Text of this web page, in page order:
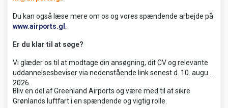
Du kan også læse mere om os og vores spændende arbejde på
www.airports.gl
Er du klar til at søge?
Vi glæder os til at modtage din ansøgning, dit CV og relevante
uddannelsesbeviser via nedenstående link senest d. 10. august
2026.
Bliv en del af Greenland Airports og være med til at sikre
Grønlands luftfart i en spændende og vigtig rolle.